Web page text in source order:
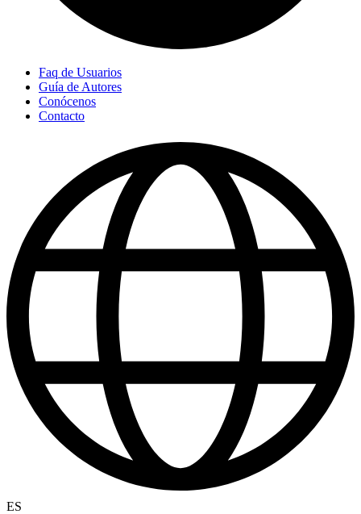
Faq de Usuarios
Guía de Autores
Conócenos
Contacto
ES